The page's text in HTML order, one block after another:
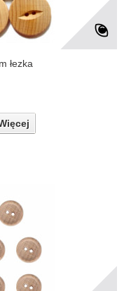
łezka